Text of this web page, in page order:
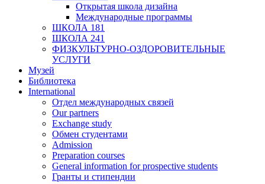
Открытая школа дизайна
Международные программы
ШКОЛА 181
ШКОЛА 241
ФИЗКУЛЬТУРНО-ОЗДОРОВИТЕЛЬНЫЕ
УСЛУГИ
Музей
Библиотека
International
Отдел международных связей
Our partners
Exchange study
Обмен студентами
Admission
Preparation courses
General information for prospective students
Гранты и стипендии